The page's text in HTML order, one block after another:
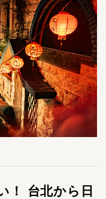
！ 台北から日